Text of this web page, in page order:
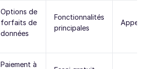
Options de
forfaits de
données
Fonctionnalités
principales
Appels /
Paiement à